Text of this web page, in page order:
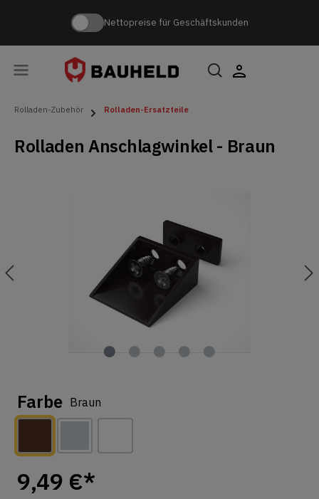
Nettopreise für Geschäftskunden
Rolladen-Zubehör Rolladen-Ersatzteile
Rolladen Anschlagwinkel - Braun
Farbe Braun
9,49 €*